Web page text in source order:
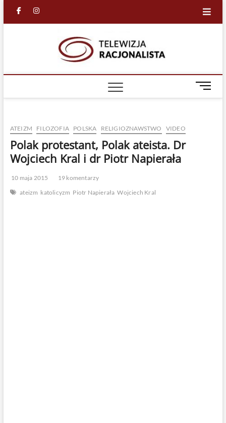
facebook
in
M
e
ATEIZM FILOZOFIA POLSKA RELIGIOZNAWSTWO VIDEO
Polak protestant, Polak ateista. Dr
Wojciech Kral i dr Piotr Napierała
10 maja 2015
19 komentarzy
ateizm katolicyzm Piotr Napierała Wojciech Kral